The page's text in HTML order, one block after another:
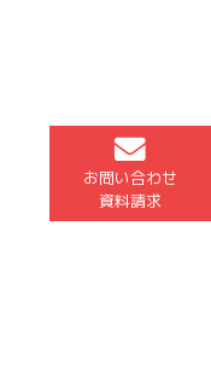
お問い合わせ
資料請求